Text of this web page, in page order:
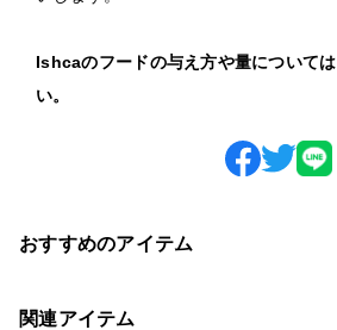
Ishcaのフードの与え方や量については
い。
おすすめのアイテム
関連アイテム